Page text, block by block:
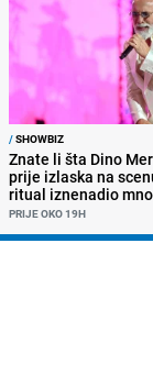
/SHOWBIZ
Znate li šta Dino
prije izlaska na
ritual iznenadio
PRIJE OKO 19H